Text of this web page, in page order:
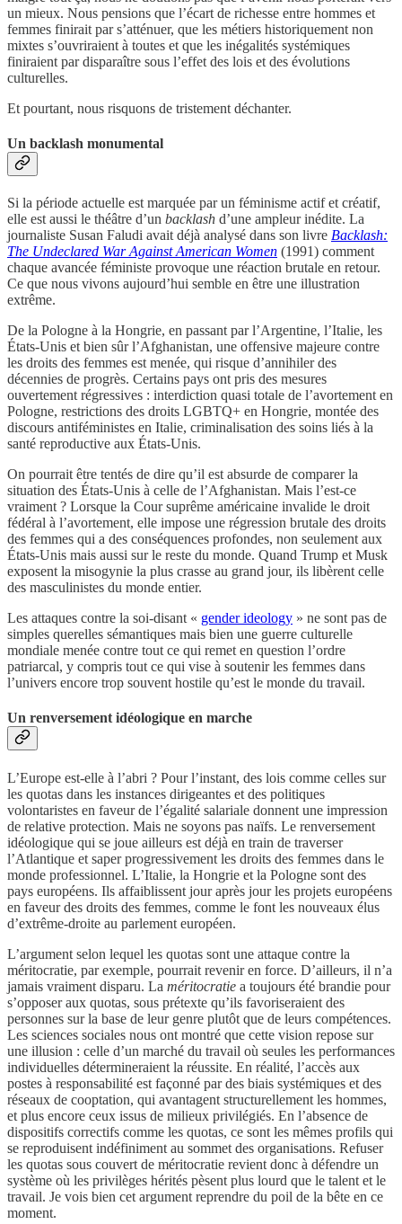
un mieux. Nous pensions que l’écart de richesse entre hommes et
femmes finirait par s’atténuer, que les métiers historiquement non
mixtes s’ouvriraient à toutes et que les inégalités systémiques
finiraient par disparaître sous l’effet des lois et des évolutions
culturelles.
Et pourtant, nous risquons de tristement déchanter.
Un backlash monumental
Si la période actuelle est marquée par un féminisme actif et créatif,
elle est aussi le théâtre d’un backlash d’une ampleur inédite. La
journaliste Susan Faludi avait déjà analysé dans son livre Backlash:
The Undeclared War Against American Women (1991) comment
chaque avancée féministe provoque une réaction brutale en retour.
Ce que nous vivons aujourd’hui semble en être une illustration
extrême.
De la Pologne à la Hongrie, en passant par l’Argentine, l’Italie, les
États-Unis et bien sûr l’Afghanistan, une offensive majeure contre
les droits des femmes est menée, qui risque d’annihiler des
décennies de progrès. Certains pays ont pris des mesures
ouvertement régressives : interdiction quasi totale de l’avortement en
Pologne, restrictions des droits LGBTQ+ en Hongrie, montée des
discours antiféministes en Italie, criminalisation des soins liés à la
santé reproductive aux États-Unis.
On pourrait être tentés de dire qu’il est absurde de comparer la
situation des États-Unis à celle de l’Afghanistan. Mais l’est-ce
vraiment ? Lorsque la Cour suprême américaine invalide le droit
fédéral à l’avortement, elle impose une régression brutale des droits
des femmes qui a des conséquences profondes, non seulement aux
États-Unis mais aussi sur le reste du monde. Quand Trump et Musk
exposent la misogynie la plus crasse au grand jour, ils libèrent celle
des masculinistes du monde entier.
Les attaques contre la soi-disant « gender ideology » ne sont pas de
simples querelles sémantiques mais bien une guerre culturelle
mondiale menée contre tout ce qui remet en question l’ordre
patriarcal, y compris tout ce qui vise à soutenir les femmes dans
l’univers encore trop souvent hostile qu’est le monde du travail.
Un renversement idéologique en marche
L’Europe est-elle à l’abri ? Pour l’instant, des lois comme celles sur
les quotas dans les instances dirigeantes et des politiques
volontaristes en faveur de l’égalité salariale donnent une impression
de relative protection. Mais ne soyons pas naïfs. Le renversement
idéologique qui se joue ailleurs est déjà en train de traverser
l’Atlantique et saper progressivement les droits des femmes dans le
monde professionnel. L’Italie, la Hongrie et la Pologne sont des
pays européens. Ils affaiblissent jour après jour les projets européens
en faveur des droits des femmes, comme le font les nouveaux élus
d’extrême-droite au parlement européen.
L’argument selon lequel les quotas sont une attaque contre la
méritocratie, par exemple, pourrait revenir en force. D’ailleurs, il n’a
jamais vraiment disparu. La méritocratie a toujours été brandie pour
s’opposer aux quotas, sous prétexte qu’ils favoriseraient des
personnes sur la base de leur genre plutôt que de leurs compétences.
Les sciences sociales nous ont montré que cette vision repose sur
une illusion : celle d’un marché du travail où seules les performances
individuelles détermineraient la réussite. En réalité, l’accès aux
postes à responsabilité est façonné par des biais systémiques et des
réseaux de cooptation, qui avantagent structurellement les hommes,
et plus encore ceux issus de milieux privilégiés. En l’absence de
dispositifs correctifs comme les quotas, ce sont les mêmes profils qui
se reproduisent indéfiniment au sommet des organisations. Refuser
les quotas sous couvert de méritocratie revient donc à défendre un
système où les privilèges hérités pèsent plus lourd que le talent et le
travail. Je vois bien cet argument reprendre du poil de la bête en ce
moment.